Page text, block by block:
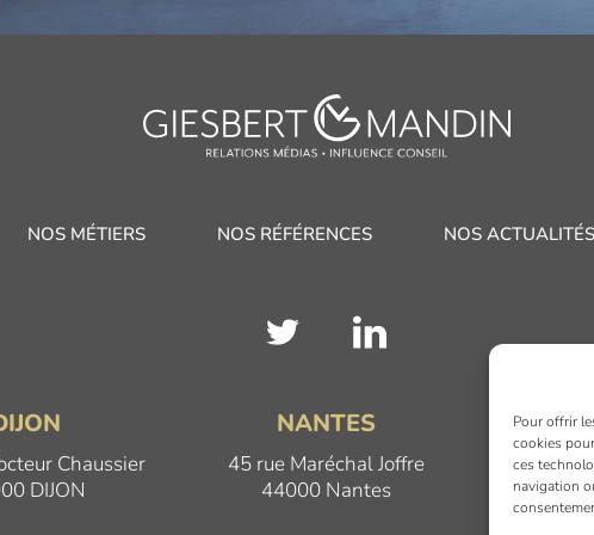
Pour offrir
cookies
ces
navigation
NOS MÉTIERS NOS RÉFÉRENCES NOS ACTUALITÉS
Chaussier
DIJON
NANTES
45 rue Maréchal Joffre
44000 Nantes
17